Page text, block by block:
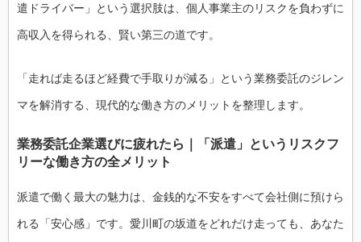
遣ドライバー」という選択肢は、個人事業主のリスクを負わずに
高収入を得られる、賢い第三の道です。
「走れば走るほど経費で手取りが減る」という業務委託のジレン
マを解消する、現代的な働き方のメリットを整理します。
業務委託企業選びに疲れたら｜「派遣」というリスクフ
リーな働き方の全メリット
派遣で働く最大の魅力は、金銭的な不安をすべて会社側に預けら
れる「安心感」です。愛川町の坂道をどれだけ走っても、あなた